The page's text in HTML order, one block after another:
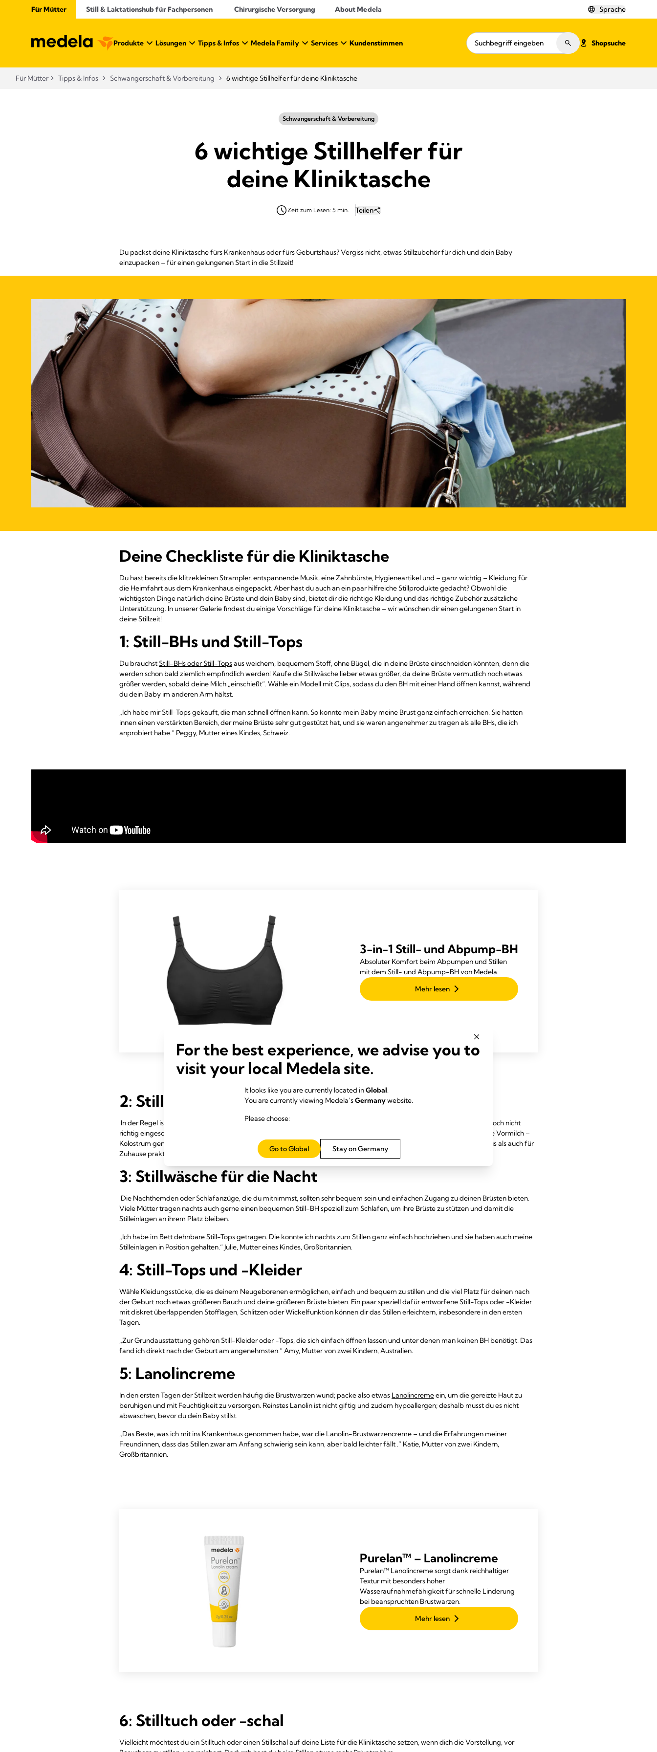
Für Mütter Still & Laktationshub für Fachpersonen Chirurgische Versorgung About Medela Sprache
Produkte Lösungen Tipps & Infos Medela Family Services Kundenstimmen Shopsuche
Für Mütter Tipps & Infos Schwangerschaft & Vorbereitung 6 wichtige Stillhelfer für deine Kliniktasche
Schwangerschaft & Vorbereitung
6 wichtige Stillhelfer für
deine Kliniktasche
Zeit zum Lesen: 5 min. Teilen
Du packst deine Kliniktasche fürs Krankenhaus oder fürs Geburtshaus? Vergiss nicht, etwas Stillzubehör für dich und dein Baby
einzupacken – für einen gelungenen Start in die Stillzeit!
Deine Checkliste für die Kliniktasche
Du hast bereits die klitzekleinen Strampler, entspannende Musik, eine Zahnbürste, Hygieneartikel und – ganz wichtig – Kleidung für
die Heimfahrt aus dem Krankenhaus eingepackt. Aber hast du auch an ein paar hilfreiche Stillprodukte gedacht? Obwohl die
wichtigsten Dinge natürlich deine Brüste und dein Baby sind, bietet dir die richtige Kleidung und das richtige Zubehör zusätzliche
Unterstützung. In unserer Galerie findest du einige Vorschläge für deine Kliniktasche – wir wünschen dir einen gelungenen Start in
deine Stillzeit!
1: Still-BHs und Still-Tops
Du brauchstStill-BHs oder Still-Topsaus weichem, bequemem Stoff, ohne Bügel, die in deine Brüste einschneiden könnten, denn die
werden schon bald ziemlich empfindlich werden! Kaufe die Stillwäsche lieber etwas größer, da deine Brüste vermutlich noch etwas
größer werden, sobald deine Milch „einschießt“. Wähle ein Modell mit Clips, sodass du den BH mit einer Hand öffnen kannst, während
du dein Baby im anderen Arm hältst.
„Ich habe mir Still-Tops gekauft, die man schnell öffnen kann. So konnte mein Baby meine Brust ganz einfach erreichen. Sie hatten
innen einen verstärkten Bereich, der meine Brüste sehr gut gestützt hat, und sie waren angenehmer zu tragen als alle BHs, die ich
anprobiert habe.“ Peggy, Mutter eines Kindes, Schweiz.
3-in-1 Still- und Abpump-BH
Absoluter Komfort beim Abpumpen und Stillen
mit dem Still- und Abpump-BH von Medela.
Mehr lesen
2: Stilleinlagen
In der Regel ist auslaufende Milch in den ersten Tagen der Stillzeit noch kein Problem, da deine Milch zu dem Zeitpunkt noch nicht
richtig eingeschossen ist. Doch es lohnt sich, ein paar absorbierende Stilleinlagen einzupacken, nur für den Fall, dass deine Vormilch –
Kolostrum genannt – aus deinen Brustwarzen tropft.
Einweg-Stilleinlagen
sind sowohl für den Aufenthalt im Krankenhaus als auch für
Zuhause praktisch.
3: Stillwäsche für die Nacht
Die Nachthemden oder Schlafanzüge, die du mitnimmst, sollten sehr bequem sein und einfachen Zugang zu deinen Brüsten bieten.
Viele Mütter tragen nachts auch gerne einen bequemen Still-BH speziell zum Schlafen, um ihre Brüste zu stützen und damit die
Stilleinlagen an ihrem Platz bleiben.
„Ich habe im Bett dehnbare Still-Tops getragen. Die konnte ich nachts zum Stillen ganz einfach hochziehen und sie haben auch meine
Stilleinlagen in Position gehalten.“ Julie, Mutter eines Kindes, Großbritannien.
4: Still-Tops und -Kleider
Wähle Kleidungsstücke, die es deinem Neugeborenen ermöglichen, einfach und bequem zu stillen und die viel Platz für deinen nach
der Geburt noch etwas größeren Bauch und deine größeren Brüste bieten. Ein paar speziell dafür entworfene Still-Tops oder -Kleider
mit diskret überlappenden Stofflagen, Schlitzen oder Wickelfunktion können dir das Stillen erleichtern, insbesondere in den ersten
Tagen.
„Zur Grundausstattung gehören Still-Kleider oder -Tops, die sich einfach öffnen lassen und unter denen man keinen BH benötigt. Das
fand ich direkt nach der Geburt am angenehmsten.“ Amy, Mutter von zwei Kindern, Australien.
5: Lanolincreme
In den ersten Tagen der Stillzeit werden häufig die Brustwarzen wund; packe also etwas Lanolincremeein, um die gereizte Haut zu
beruhigen und mit Feuchtigkeit zu versorgen. Reinstes Lanolin ist nicht giftig und zudem hypoallergen; deshalb musst du es nicht
abwaschen, bevor du dein Baby stillst.
„Das Beste, was ich mit ins Krankenhaus genommen habe, war die Lanolin-Brustwarzencreme – und die Erfahrungen meiner
Freundinnen, dass das Stillen zwar am Anfang schwierig sein kann, aber bald leichter fällt .“ Katie, Mutter von zwei Kindern,
Großbritannien.
Purelan™ – Lanolincreme
Purelan™ Lanolincreme sorgt dank reichhaltiger
Textur mit besonders hoher
Wasseraufnahmefähigkeit für schnelle Linderung
bei beanspruchten Brustwarzen.
Mehr lesen
6: Stilltuch oder -schal
Vielleicht möchtest du ein Stilltuch oder einen Stillschal auf deine Liste für die Kliniktasche setzen, wenn dich die Vorstellung, vor
For the best experience, we advise you to
visit your local Medela site.
It looks like you are currently located inGlobal.
You are currently viewing Medela’sGermanywebsite.
Please choose:
Stay on Germany
Go to Global